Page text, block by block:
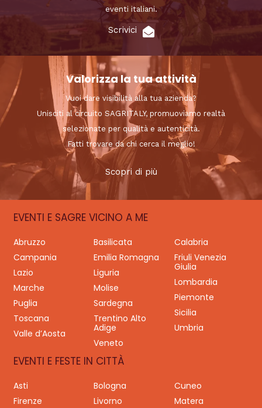
eventi italiani.
Scrivici
Valorizza la tua attività
Vuoi dare visibilità alla tua azienda?
Unisciti al circuito SAGRITALY, promuoviamo realtà
selezionate per qualità e autenticità.
Fatti trovare da chi cerca il meglio!
Scopri di più
EVENTI E SAGRE VICINO A ME
Abruzzo Basilicata
Calabria
Campania
Emilia Romagna
Friuli Venezia
Giulia
Lazio
Liguria
Lombardia
Marche
Molise
Piemonte
Puglia
Sardegna
Sicilia
Toscana
Trentino Alto
Adige
Umbria
Valle d’Aosta
Veneto
EVENTI E FESTE IN CITTÀ
Asti Bologna
Cuneo
Firenze
Livorno
Matera